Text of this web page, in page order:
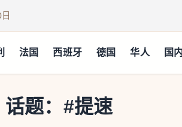
法国 西班牙 德国 华人 国内
话题： #提速